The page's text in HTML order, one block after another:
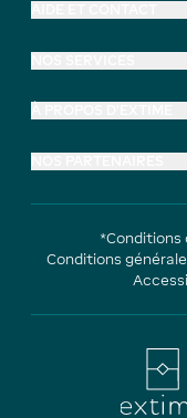
*Conditions
Conditions